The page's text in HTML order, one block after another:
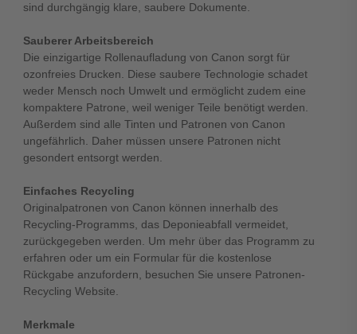
sind durchgängig klare, saubere Dokumente.
Sauberer Arbeitsbereich
Die einzigartige Rollenaufladung von Canon sorgt für
ozonfreies Drucken. Diese saubere Technologie schadet
weder Mensch noch Umwelt und ermöglicht zudem eine
kompaktere Patrone, weil weniger Teile benötigt werden.
Außerdem sind alle Tinten und Patronen von Canon
ungefährlich. Daher müssen unsere Patronen nicht
gesondert entsorgt werden.
Einfaches Recycling
Originalpatronen von Canon können innerhalb des
Recycling-Programms, das Deponieabfall vermeidet,
zurückgegeben werden. Um mehr über das Programm zu
erfahren oder um ein Formular für die kostenlose
Rückgabe anzufordern, besuchen Sie unsere Patronen-
Recycling Website.
Merkmale